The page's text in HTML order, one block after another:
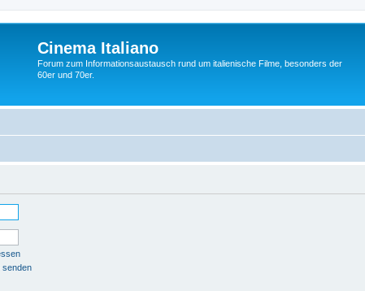
Cinema Italiano
Forum zum Informationsaustausch rund um italienische Filme, besonders der
60er und 70er.
senden